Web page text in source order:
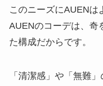
このニーズにAUENは
AUENのコーデは、奇
た構成だからです。
「清潔感」や「無難